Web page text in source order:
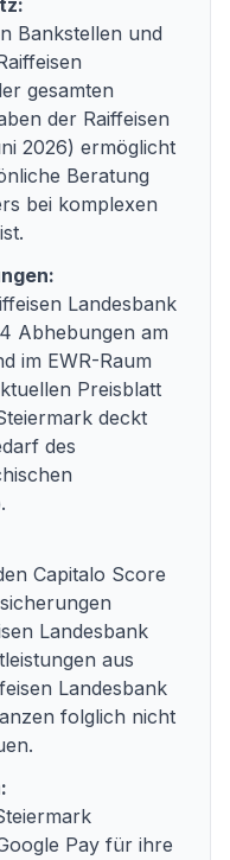
Bankstellen und
gesamten
der Raiffeisen
2026) ermöglicht
Beratung
bei komplexen
Landesbank
Abhebungen am
im EWR-Raum
Preisblatt
deckt
des
Capitalo Score
Landesbank
aus
Landesbank
folglich nicht
Pay für ihre